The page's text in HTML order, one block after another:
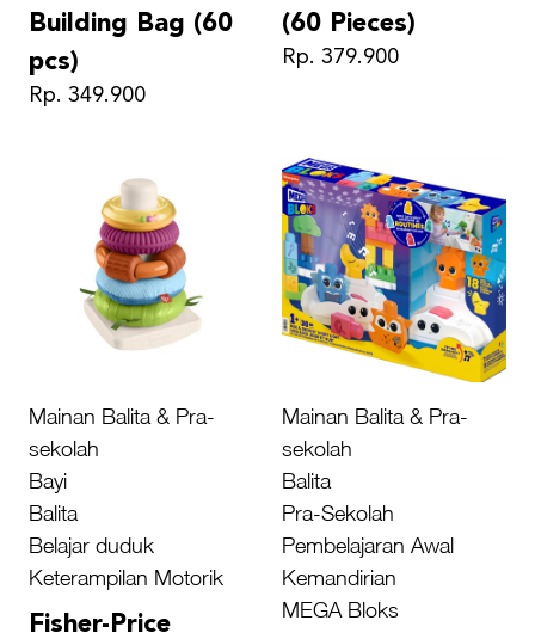
Building Bag (60
pcs)
Rp. 349.900
(60 Pieces)
Rp. 379.900
Mainan Balita & Pra-
sekolah
Bayi
Balita
Belajar duduk
Keterampilan Motorik
Fisher-Price
Mainan Balita & Pra-
sekolah
Balita
Pra-Sekolah
Pembelajaran Awal
Kemandirian
MEGA Bloks